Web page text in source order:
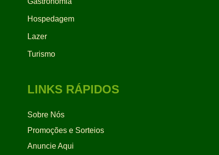
Hospedagem
Lazer
Turismo
LINKS RÁPIDOS
Sobre Nós
Promoções e Sorteios
Anuncie Aqui